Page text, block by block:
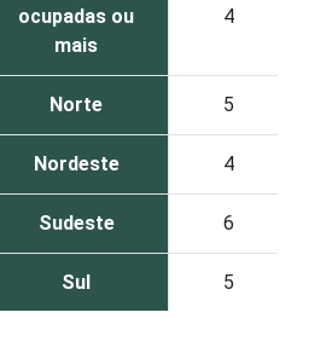
ocupadas ou
mais
4
Norte 5
Nordeste 4
Sudeste 6
Sul 5